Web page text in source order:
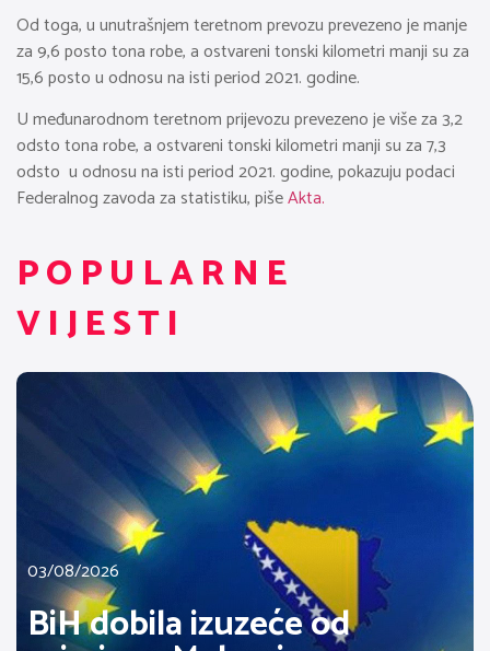
Od toga, u unutrašnjem teretnom prevozu prevezeno je manje
za 9,6 posto tona robe, a ostvareni tonski kilometri manji su za
15,6 posto u odnosu na isti period 2021. godine.
U međunarodnom teretnom prijevozu prevezeno je više za 3,2
odsto tona robe, a ostvareni tonski kilometri manji su za 7,3
odsto u odnosu na isti period 2021. godine, pokazuju podaci
Federalnog zavoda za statistiku, pišeAkta.
POPULARNE
VIJESTI
03/08/2026
BiH dobila izuzeće od